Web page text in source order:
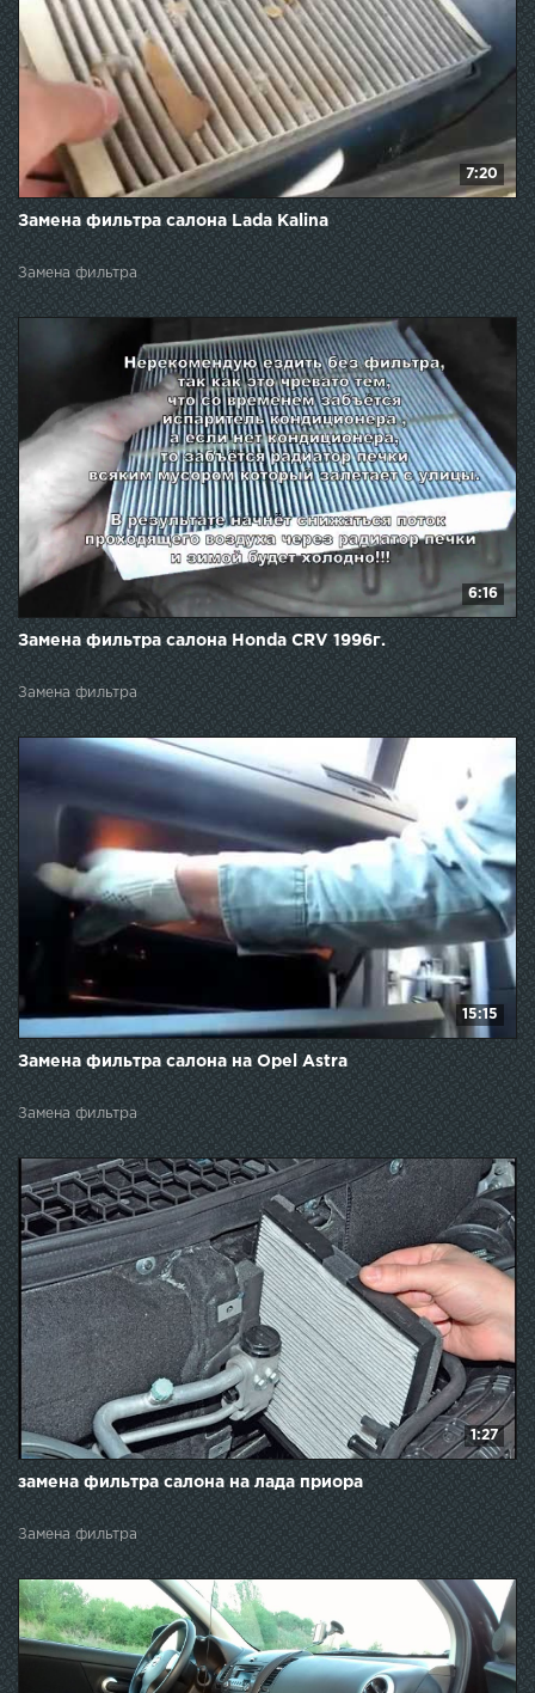
7:20
Замена фильтра салона Lada Kalina
Замена фильтра
6:16
Замена фильтра салона Honda CRV 1996г.
Замена фильтра
15:15
Замена фильтра салона на Opel Astra
Замена фильтра
1:27
замена фильтра салона на лада приора
Замена фильтра